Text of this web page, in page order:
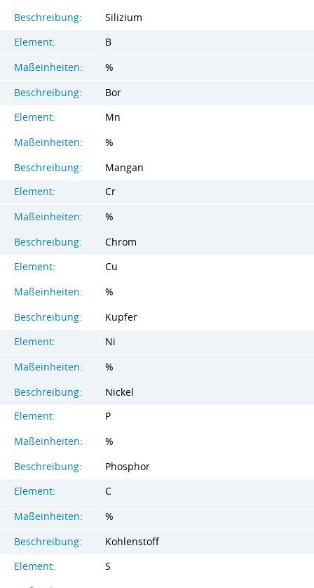
Beschreibung:
Silizium
Element:
B
Maßeinheiten:
%
Beschreibung:
Bor
Element:
Mn
Maßeinheiten:
%
Beschreibung:
Mangan
Element:
Cr
Maßeinheiten:
%
Beschreibung:
Chrom
Element:
Cu
Maßeinheiten:
%
Beschreibung:
Kupfer
Element:
Ni
Maßeinheiten:
%
Beschreibung:
Nickel
Element:
P
Maßeinheiten:
%
Beschreibung:
Phosphor
Element:
C
Maßeinheiten:
%
Beschreibung:
Kohlenstoff
Element:
S